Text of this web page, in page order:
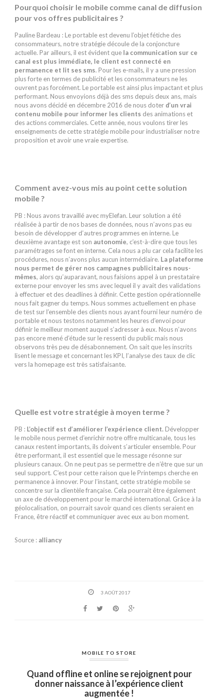
Pourquoi choisir le mobile comme canal de diffusion
pour vos offres publicitaires ?
Pauline Bardeau : Le portable est devenu l’objet fétiche des
consommateurs, notre stratégie découle de la conjoncture
actuelle. Par ailleurs, il est évident que la communication sur ce
canal est plus immédiate, le client est connecté en
permanence et lit ses sms. Pour les e-mails, il y a une pression
plus forte en termes de publicité et les consommateurs ne les
ouvrent pas forcément. Le portable est ainsi plus impactant et plus
performant. Nous envoyions déjà des sms depuis deux ans, mais
nous avons décidé en décembre 2016 de nous doter d’un vrai
contenu mobile pour informer les clients des animations et
des actions commerciales. Cette année, nous voulons tirer les
enseignements de cette stratégie mobile pour industrialiser notre
proposition et avoir une vraie expertise.
Comment avez-vous mis au point cette solution
mobile ?
PB : Nous avons travaillé avec myElefan. Leur solution a été
réalisée à partir de nos bases de données, nous n’avons pas eu
besoin de développer d’autres programmes en interne. Le
deuxième avantage est son autonomie, c’est-à-dire que tous les
paramétrages se font en interne. Cela nous a plu car cela facilite les
procédures, nous n’avons plus aucun intermédiaire. La plateforme
nous permet de gérer nos campagnes publicitaires nous-
mêmes, alors qu’auparavant, nous faisions appel à un prestataire
externe pour envoyer les sms avec lequel il y avait des validations
à effectuer et des deadlines à définir. Cette gestion opérationnelle
nous fait gagner du temps. Nous sommes actuellement en phase
de test sur l’ensemble des clients nous ayant fourni leur numéro de
portable et nous testons notamment les heures d’envoi pour
définir le meilleur moment auquel s’adresser à eux. Nous n’avons
pas encore mené d’étude sur le ressenti du public mais nous
observons très peu de désabonnement. On sait que les inscrits
lisent le message et concernant les KPI, l’analyse des taux de clic
vers la homepage est très satisfaisante.
Quelle est votre stratégie à moyen terme ?
PB : L’objectif est d’améliorer l’expérience client. Développer
le mobile nous permet d’enrichir notre offre multicanale, tous les
canaux restent importants, ils doivent s’articuler ensemble. Pour
être performant, il est essentiel que le message résonne sur
plusieurs canaux. On ne peut pas se permettre de n’être que sur un
seul support. C’est pour cette raison que le Printemps cherche en
permanence à innover. Pour l’instant, cette stratégie mobile se
concentre sur la clientèle française. Cela pourrait être également
un axe de développement pour le marché international. Grâce à la
géolocalisation, on pourrait savoir quand ces clients seraient en
France, être réactif et communiquer avec eux au bon moment.
Source : alliancy
3 AOÛT 2017
MOBILE TO STORE
Quand offline et online se rejoignent pour
donner naissance à l’expérience client
augmentée !